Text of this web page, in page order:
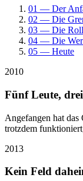
01 — Der
02 — Die
03 — Die
04 — Die
05 — Heute
2010
Fünf Leute,
Angefangen hat
trotzdem
2013
Kein Feld